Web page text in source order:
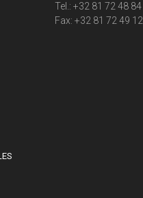
Tel.: +32 81 72 48 84
Fax: +32 81 72 49 12